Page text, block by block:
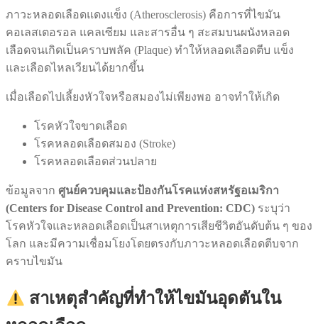
ภาวะหลอดเลือดแดงแข็ง (Atherosclerosis) คือการที่ไขมัน
คอเลสเตอรอล แคลเซียม และสารอื่น ๆ สะสมบนผนังหลอด
เลือดจนเกิดเป็นคราบพลัค (Plaque) ทำให้หลอดเลือดตีบ แข็ง
และเลือดไหลเวียนได้ยากขึ้น
เมื่อเลือดไปเลี้ยงหัวใจหรือสมองไม่เพียงพอ อาจทำให้เกิด
โรคหัวใจขาดเลือด
โรคหลอดเลือดสมอง (Stroke)
โรคหลอดเลือดส่วนปลาย
ข้อมูลจาก ศูนย์ควบคุมและป้องกันโรคแห่งสหรัฐอเมริกา
(Centers for Disease Control and Prevention: CDC) ระบุว่า
โรคหัวใจและหลอดเลือดเป็นสาเหตุการเสียชีวิตอันดับต้น ๆ ของ
โลก และมีความเชื่อมโยงโดยตรงกับภาวะหลอดเลือดตีบจาก
คราบไขมัน
สาเหตุสำคัญที่ทำให้ไขมันอุดตันใน